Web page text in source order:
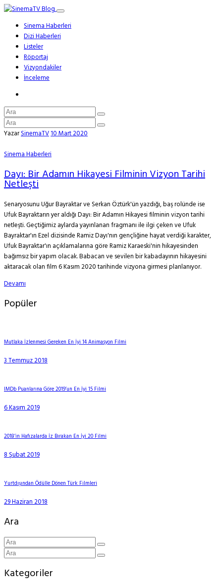
Sinema Haberleri
Dizi Haberleri
Listeler
Röportaj
Vizyondakiler
İnceleme
YazarSinemaTV10 Mart 2020
Sinema Haberleri
Dayı: Bir Adamın Hikayesi Filminin Vizyon Tarihi
Netleşti
Senaryosunu Uğur Bayraktar ve Serkan Öztürk'ün yazdığı, baş rolünde ise
Ufuk Bayraktarın yer aldığı Dayı: Bir Adamın Hikayesi filminin vizyon tarihi
netleşti. Geçtiğimiz aylarda yayınlanan fragmanı ile ilgi çeken ve Ufuk
Bayraktar'ın Ezel dizisinde Ramiz Dayı'nın gençliğine hayat verdiği karakter,
Ufuk Bayraktar'ın açıklamalarına göre Ramiz Karaeski'nin hikayesinden
bağımsız bir yapım olacak. Babacan ve sevilen bir kabadayının hikayesini
aktaracak olan film 6 Kasım 2020 tarihinde vizyona girmesi planlanıyor.
Devamı
Popüler
Mutlaka İzlenmesi Gereken En İyi 14 Animasyon Filmi
3 Temmuz 2018
IMDb Puanlarına Göre 2019’un En İyi 15 Filmi
6 Kasım 2019
2018’in Hafızalarda İz Bırakan En İyi 20 Filmi
8 Şubat 2019
Yurtdışından Ödülle Dönen Türk Filmleri
29 Haziran 2018
Ara
Kategoriler